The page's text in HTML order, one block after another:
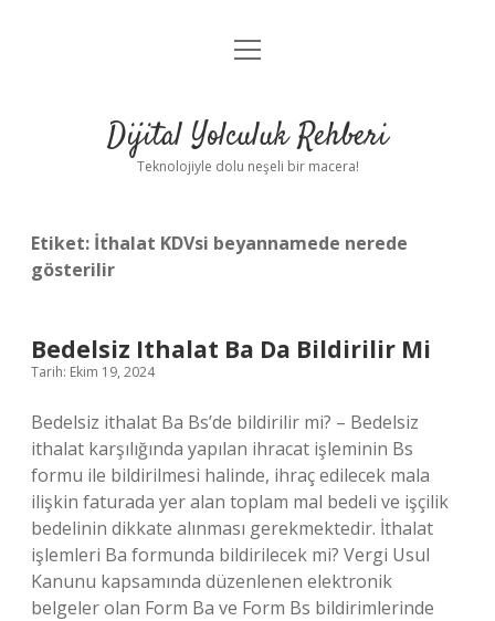
Anasayfa
Yasal Uyarı
menüyü
Dijital Yolculuk Rehberi
Teknolojiyle dolu neşeli bir macera!
Etiket: İthalat KDVsi beyannamede nerede
gösterilir
Bedelsiz Ithalat Ba Da Bildirilir Mi
Tarih: Ekim 19, 2024
Bedelsiz ithalat Ba Bs’de bildirilir mi? – Bedelsiz
ithalat karşılığında yapılan ihracat işleminin Bs
formu ile bildirilmesi halinde, ihraç edilecek mala
ilişkin faturada yer alan toplam mal bedeli ve işçilik
bedelinin dikkate alınması gerekmektedir. İthalat
işlemleri Ba formunda bildirilecek mi? Vergi Usul
Kanunu kapsamında düzenlenen elektronik
belgeler olan Form Ba ve Form Bs bildirimlerinde